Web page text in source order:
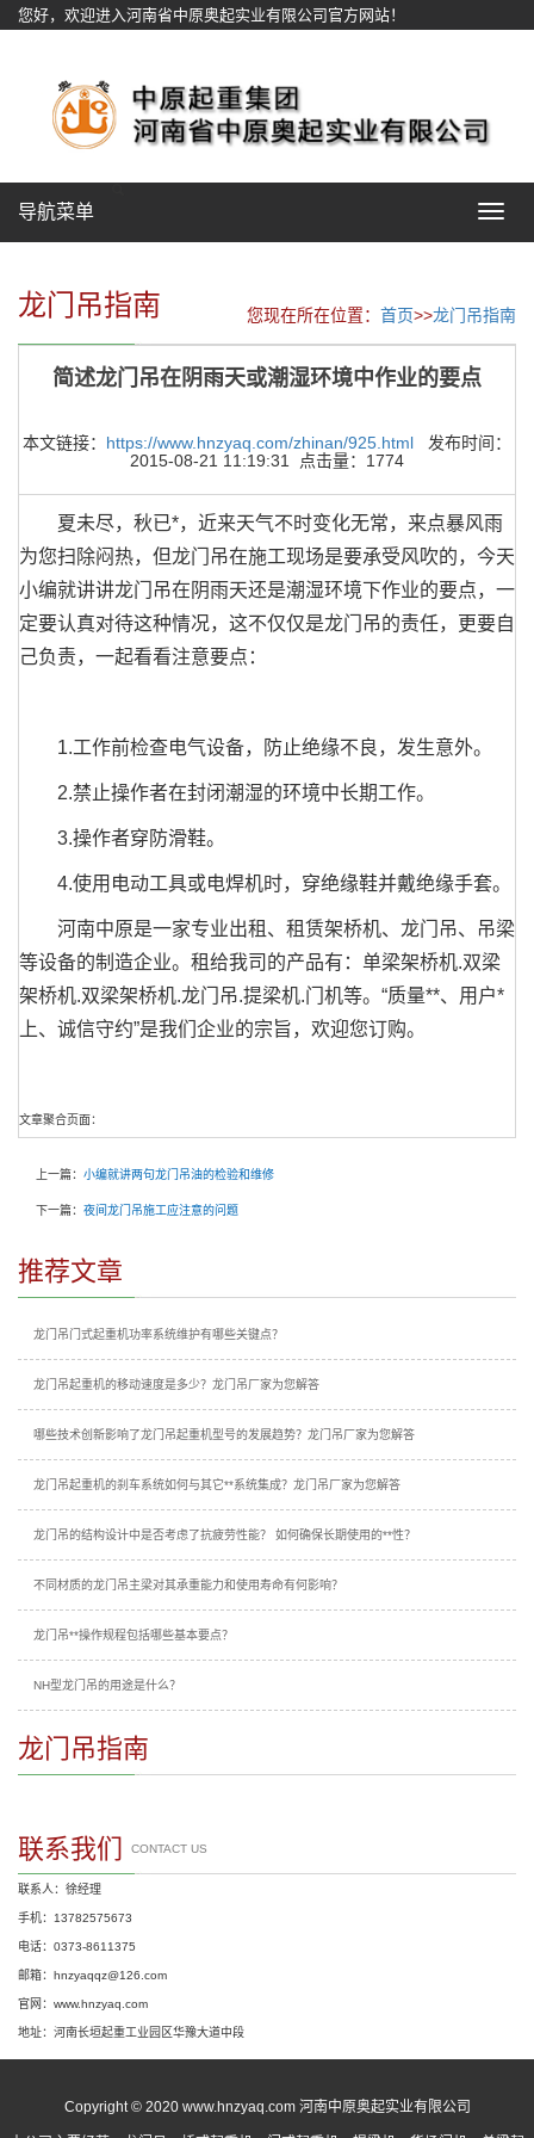
您好，欢迎进入河南省中原奥起实业有限公司官方网站！
Toggle
导航菜单
龙门吊指南 您现在所在位置： 首页>>龙门吊指南
简述龙门吊在阴雨天或潮湿环境中作业的要点
本文链接： https://www.hnzyaq.com/zhinan/925.html 发布时间：
2015-08-21 11:19:31 点击量：1774
夏未尽，秋已*，近来天气不时变化无常，来点暴风雨
为您扫除闷热，但龙门吊在施工现场是要承受风吹的，今天
小编就讲讲龙门吊在阴雨天还是潮湿环境下作业的要点，一
定要认真对待这种情况，这不仅仅是龙门吊的责任，更要自
己负责，一起看看注意要点：
1.工作前检查电气设备，防止绝缘不良，发生意外。
2.禁止操作者在封闭潮湿的环境中长期工作。
3.操作者穿防滑鞋。
4.使用电动工具或电焊机时，穿绝缘鞋并戴绝缘手套。
河南中原是一家专业出租、租赁架桥机、龙门吊、吊梁
等设备的制造企业。租给我司的产品有：单梁架桥机.双梁
架桥机.双梁架桥机.龙门吊.提梁机.门机等。“质量**、用户*
上、诚信守约”是我们企业的宗旨，欢迎您订购。
文章聚合页面：
上一篇： 小编就讲两句龙门吊油的检验和维修
下一篇： 夜间龙门吊施工应注意的问题
推荐文章
龙门吊门式起重机功率系统维护有哪些关键点？
龙门吊起重机的移动速度是多少？龙门吊厂家为您解答
哪些技术创新影响了龙门吊起重机型号的发展趋势？龙门吊厂家为您解答
龙门吊起重机的刹车系统如何与其它**系统集成？龙门吊厂家为您解答
龙门吊的结构设计中是否考虑了抗疲劳性能？ 如何确保长期使用的**性？
不同材质的龙门吊主梁对其承重能力和使用寿命有何影响？
龙门吊**操作规程包括哪些基本要点？
NH型龙门吊的用途是什么？
龙门吊指南
联系我们 CONTACT US
联系人：徐经理
手机：13782575673
电话：0373-8611375
邮箱：hnzyaqqz@126.com
官网：www.hnzyaq.com
地址：河南长垣起重工业园区华豫大道中段
Copyright © 2020 www.hnzyaq.com 河南中原奥起实业有限公司